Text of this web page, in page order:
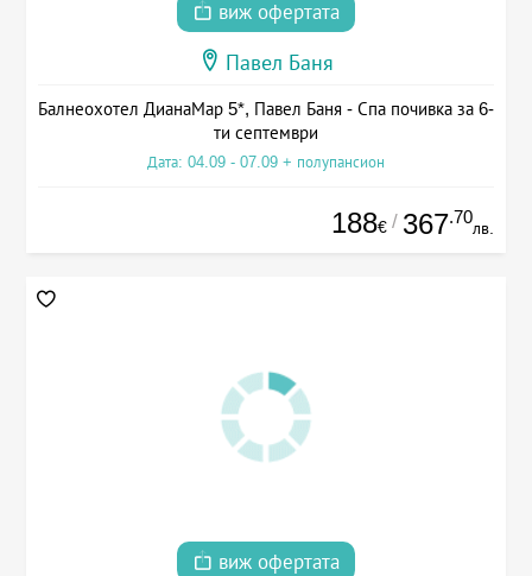
виж офертата
Павел Баня
Балнеохотел ДианаМар 5*, Павел Баня - Спа почивка за 6-
ти септември
Дата: 04.09 - 07.09 + полупансион
188€ / 367.70
лв.
виж офертата